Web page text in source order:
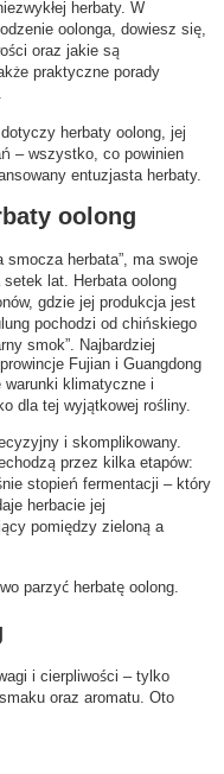
herbaty. W
oolonga, dowiesz się,
oraz jakie są
praktyczne porady
herbaty oolong, jej
– wszystko, co powinien
entuzjasta herbaty.
oolong
smocza herbata”, ma swoje
lat. Herbata oolong
gdzie jej produkcja jest
pochodzi od chińskiego
smok”. Najbardziej
Fujian i Guangdong
warunki klimatyczne i
dla tej wyjątkowej rośliny.
i skomplikowany.
przez kilka etapów:
stopień fermentacji – który
herbacie jej
pomiędzy zieloną a
parzyć herbatę oolong.
i cierpliwości – tylko
oraz aromatu. Oto